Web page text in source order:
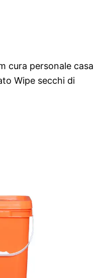
cura personale casa
Wipe secchi di